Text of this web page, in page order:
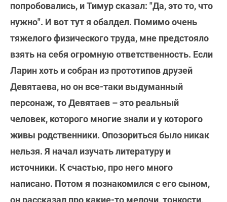
попробовались, и Тимур сказал: "Да, это то, что
нужно". И вот тут я обалдел. Помимо очень
тяжелого физического труда, мне предстояло
взять на себя огромную ответственность. Если
Ларин хоть и собран из прототипов друзей
Девятаева, но он все-таки выдуманный
персонаж, то Девятаев – это реальный
человек, которого многие знали и у которого
живы родственники. Опозориться было никак
нельзя. Я начал изучать литературу и
источники. К счастью, про него много
написано. Потом я познакомился с его сыном,
он рассказал про какие-то мелочи, тонкости,